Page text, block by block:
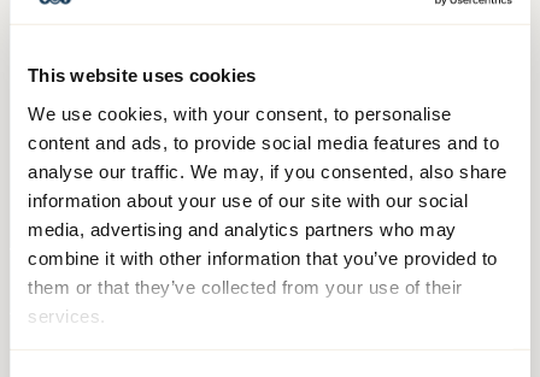
This website uses cookies
We use cookies, with your consent, to personalise
content and ads, to provide social media features and to
analyse our traffic. We may, if you consented, also share
information about your use of our site with our social
media, advertising and analytics partners who may
combine it with other information that you’ve provided to
them or that they’ve collected from your use of their
services.
113 31 Stockholm
Postadress:
Box 3020, 103 61 Stockholm
Våra tjänster
Äldreboende